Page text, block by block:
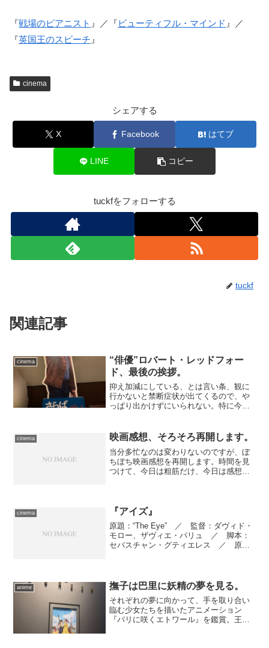
『戦場のピアニスト 』／『ビューティフル・マインド 』／
『英国王のスピーチ 』
cinema
シェアする
X Facebook はてブ
LINE コピー
tuckfをフォローする
tuckf
関連記事
cinema
“俳優”ロバート・レッドフォー
ド、最後の挨拶。
抑え加減にしている、とは言い条、観に
行かないと禁断症状が出てくるので、や
っぱり出かけずにいられない。特に今回
て来たのはTOHOシネマズシャンテ。鑑
賞したのは、昨年に俳優...
cinema 映画感想、そろそろ再開します。
当分多忙なのは変わりないのですが、ぼ
ちぼち映画感想を再開します。時間を見
つけて、今日は粗筋だけ、今日は感想部
も、と某氏に言われたりし...
cinema 『アイズ』
原題：“The Eye” ／ 監督：ダヴィド・
モロー、ザヴィエ・パリュ ／ 脚本：
セバスチャン・グティエレス ／ 原
／ 製作総指揮...
anime 撫子は巴里に妖精の夢を見る。
それぞれの夢に向かって、手を取り合い
臨む少女たちを描いたアニメーション
『パリに咲くエトワール』を鑑賞。王道